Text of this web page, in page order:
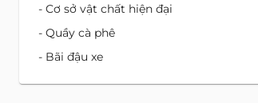
- Cơ sở vật chất hiện đại
- Quầy cà phê
- Bãi đậu xe